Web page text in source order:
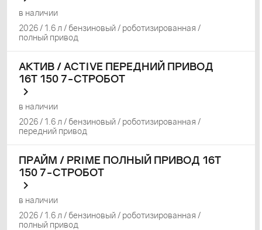
2026 / 1.6 л / бензиновый / роботизированная /
полный привод
в наличии
АКТИВ / ACTIVE ПЕРЕДНИЙ ПРИВОД
16Т 150 7-СТРОБОТ
2026 / 1.6 л / бензиновый / роботизированная /
передний привод
в наличии
ПРАЙМ / PRIME ПОЛНЫЙ ПРИВОД 16Т
150 7-СТРОБОТ
2026 / 1.6 л / бензиновый / роботизированная /
полный привод
в наличии